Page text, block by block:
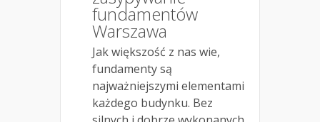
fundamentów
Warszawa
Jak większość z nas wie,
fundamenty są
najważniejszymi elementami
każdego budynku. Bez